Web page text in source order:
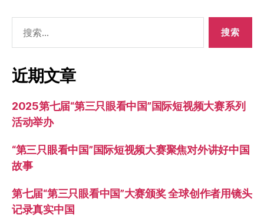
索：
近期文章
2025第七届“第三只眼看中国”国际短视频大赛系列
活动举办
“第三只眼看中国”国际短视频大赛聚焦对外讲好中国
故事
第七届“第三只眼看中国”大赛颁奖 全球创作者用镜头
记录真实中国